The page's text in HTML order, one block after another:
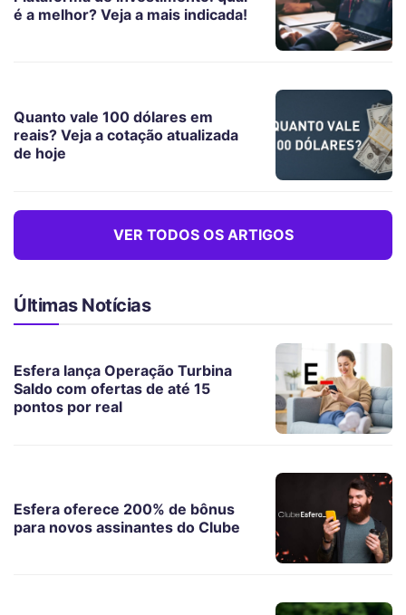
é a melhor? Veja a mais indicada!
Quanto vale 100 dólares em
reais? Veja a cotação atualizada
de hoje
VER TODOS OS ARTIGOS
Últimas Notícias
Esfera lança Operação Turbina
Saldo com ofertas de até 15
pontos por real
Esfera oferece 200% de bônus
para novos assinantes do Clube